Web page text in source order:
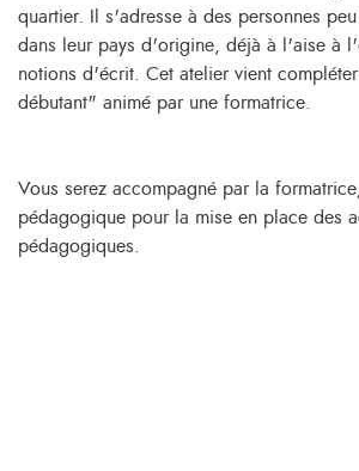
quartier. Il s'adresse à des personnes
dans leur pays d'origine, déjà à l'aise à
notions d'écrit. Cet atelier vient
débutant" animé par une formatrice.
Vous serez accompagné par la
pédagogique pour la mise en place des
pédagogiques.